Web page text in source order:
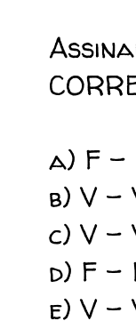
a) F –
b) V –
c) V –
d) F –
e) V –